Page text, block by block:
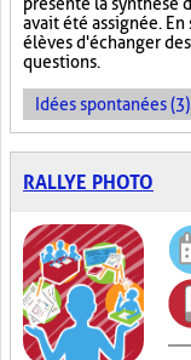
avait été assignée. En
élèves d'échanger
questions.
Idées spontanées (3)
RALLYE PHOTO